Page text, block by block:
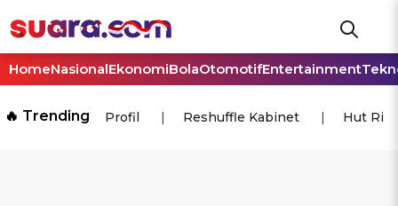
HomeNasionalEkonomiBolaOtomotifEntertainment
🔥 Trending Profil Reshuffle Kabinet Hut Ri